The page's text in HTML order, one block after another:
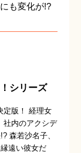
も変化が!?
シリーズ
定版！ 経理女
社内のアクシデ
森若沙名子、
遠い彼女だ